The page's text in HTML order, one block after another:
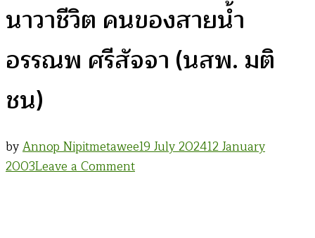
นาวาชีวิต คนของสายน้ำ
อรรณพ ศรีสัจจา (นสพ. มติ
ชน)
byAnnop Nipitmetawee19 July 202412 January
2003Leave a Commenton